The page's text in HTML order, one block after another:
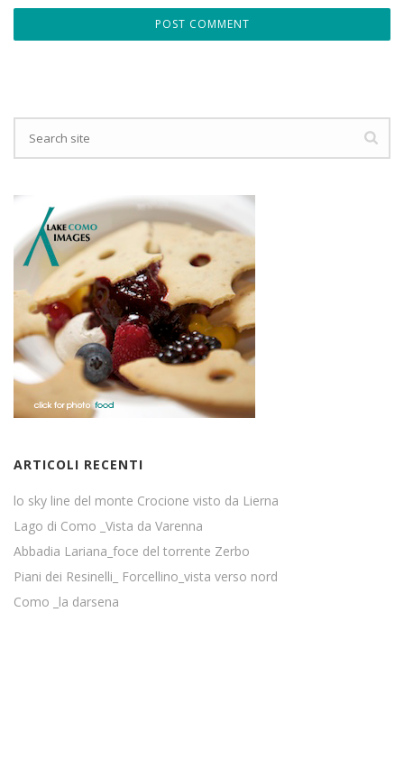
ARTICOLI RECENTI
lo sky line del monte Crocione visto da Lierna
Lago di Como _Vista da Varenna
Abbadia Lariana_foce del torrente Zerbo
Piani dei Resinelli_ Forcellino_vista verso nord
Como _la darsena